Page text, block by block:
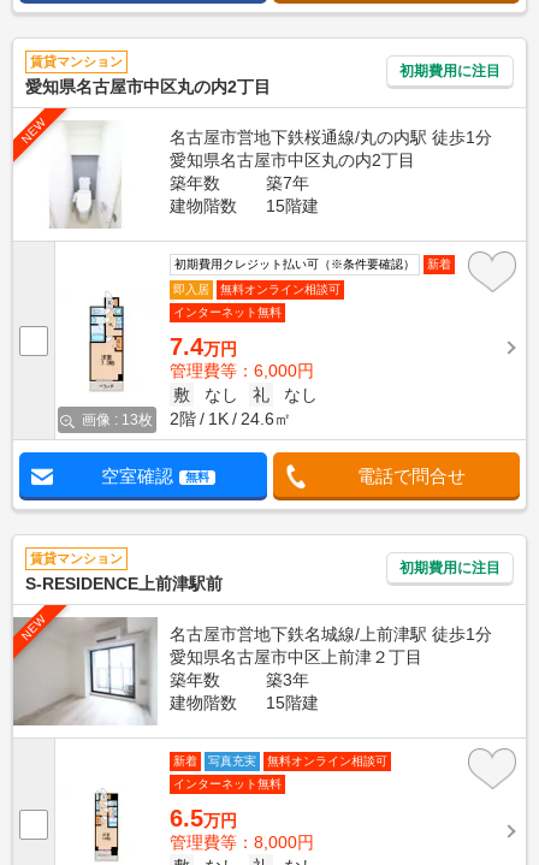
賃貸マンション
愛知県名古屋市中区丸の内2丁目
初期費用に注目
NEW
名古屋市営地下鉄桜通線/丸の内駅 徒歩1分
愛知県名古屋市中区丸の内2丁目
築年数
築7年
建物階数
15階建
画像 : 13枚
初期費用クレジット払い可（※条件要確認）
新着
即入居
無料オンライン相談可
インターネット無料
7.4万円
管理費等：6,000円
敷
なし 礼
なし
2階
1K 24.6㎡
空室確認 無料 電話で問合せ
賃貸マンション
S-RESIDENCE上前津駅前
初期費用に注目
NEW
名古屋市営地下鉄名城線/上前津駅 徒歩1分
愛知県名古屋市中区上前津２丁目
築年数
築3年
建物階数
15階建
新着 写真充実
無料オンライン相談可
インターネット無料
6.5万円
管理費等：8,000円